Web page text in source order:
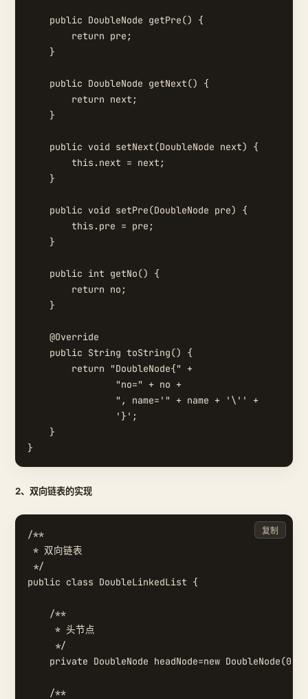
    public DoubleNode getPre() {
        return pre;
    }
    public DoubleNode getNext() {
        return next;
    }
    public void setNext(DoubleNode next) {
        this.next = next;
    }
    public void setPre(DoubleNode pre) {
        this.pre = pre;
    }
    public int getNo() {
        return no;
    }
    @Override
    public String toString() {
        return "DoubleNode{" +
                "no=" + no +
                ", name='" + name + '\'' +
                '}';
    }
2、双向链表的实现
/**
* 双向链表
*/
public class DoubleLinkedList {
    /**
     * 头节点
     */
private DoubleNode headNode=new
    /**
复制